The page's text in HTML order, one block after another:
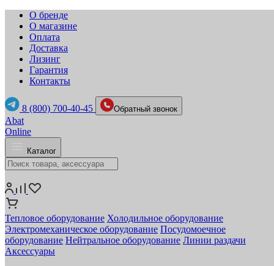
О бренде
О магазине
Оплата
Доставка
Лизинг
Гарантия
Контакты
8 (800) 700-40-45 Обратный звонок
Abat
Online
Каталог
Тепловое оборудование Холодильное оборудование
Электромеханическое оборудование Посудомоечное
оборудование Нейтральное оборудование Линии раздачи
Аксессуары